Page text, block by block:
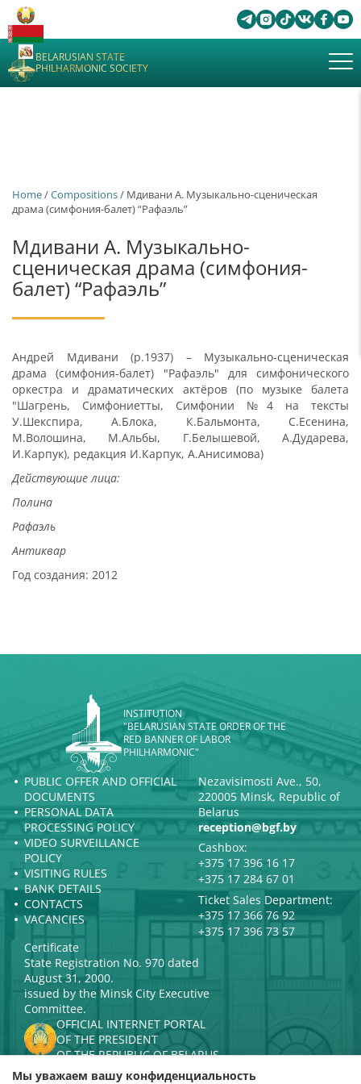
BELARUSIAN STATE
PHILHARMONIC SOCIETY
Home/Сompositions/ Мдивани А. Музыкально-сценическая
драма (симфония-балет) “Рафаэль”
Мдивани А. Музыкально-
сценическая драма (симфония-
балет) “Рафаэль”
Андрей Мдивани (р.1937) – Музыкально-сценическая
драма (симфония-балет) "Рафаэль" для симфонического
оркестра и драматических актёров (по музыке балета
"Шагрень, Симфониетты, Симфонии №4 на тексты
У.Шекспира, А.Блока, К.Бальмонта, С.Есенина,
М.Волошина, М.Альбы, Г.Белышевой, А.Дударева,
И.Карпук), редакция И.Карпук, А.Анисимова)
Действующие лица:
Полина
Рафаэль
Антиквар
Год создания: 2012
INSTITUTION
"BELARUSIAN STATE ORDER OF THE
RED BANNER OF LABOR
PHILHARMONIC"
PUBLIC OFFER AND OFFICIAL
DOCUMENTS
PERSONAL DATA
PROCESSING POLICY
VIDEO SURVEILLANCE
POLICY
VISITING RULES
BANK DETAILS
CONTACTS
VACANCIES
Nezavisimosti Ave., 50,
220005 Minsk, Republic of
Belarus
reception@bgf.by
Cashbox:
+375 17 396 16 17
+375 17 284 67 01
Ticket Sales Department:
+375 17 366 76 92
+375 17 396 73 57
Certificate
State Registration No. 970 dated
August 31, 2000.
issued by the Minsk City Executive
Committee.
OFFICIAL INTERNET PORTAL
OF THE PRESIDENT
OF THE REPUBLIC OF BELARUS
MINISTRY OF CULTURE OF THE
Мы уважаем вашу конфиденциальность